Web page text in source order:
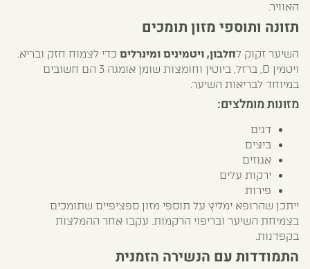
האוויר.
תזונה ותוספי מזון תומכים
השיער זקוק לחלבון, ויטמינים ומינרלים כדי לצמוח חזק ובריא.
ויטמין D, ברזל, ביוטין וחומצות שומן אומגה 3 הם חשובים
במיוחד לבריאות השיער.
מזונות מומלצים:
דגים
ביצים
אגוזים
ירקות עלים
פירות
ייתכן שהרופא ימליץ על תוספי מזון ספציפיים שתומכים
בצמיחת השיער ובריפוי הרקמות. עקבו אחר ההמלצות
בקפדנות.
התמודדות עם הנשירה הזמנית